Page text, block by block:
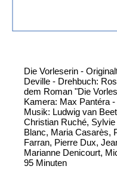
Die Vorleserin -
Deville - Drehbuch:
dem Roman "Die
Kamera: Max Pantéra
Musik: Ludwig van
Christian Ruché,
Blanc, Maria Casarès,
Farran, Pierre Dux,
Marianne Denicourt,
95 Minuten